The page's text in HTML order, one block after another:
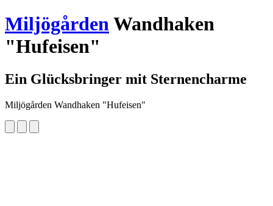
MiljögårdenWandhaken
"Hufeisen"
Ein Glücksbringer mit Sternencharme
Miljögården Wandhaken "Hufeisen"